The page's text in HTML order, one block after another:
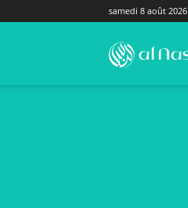
samedi 8 août 2026